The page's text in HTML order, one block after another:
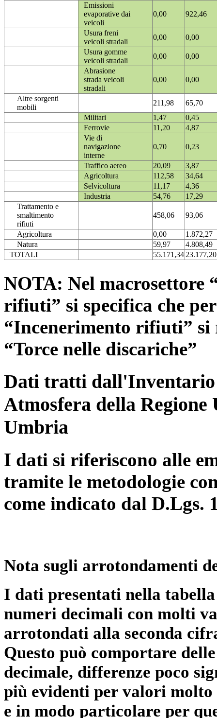
Emissioni
evaporative dai
veicoli
0,00 922,46
Usura freni
veicoli stradali
0,00
0,00
Usura gomme
veicoli stradali
0,00
0,00
Abrasione
strada veicoli
stradali
0,00 0,00
Altre sorgenti
mobili
211,98
65,70
Militari
1,47
0,45
Ferrovie
11,20
4,87
Vie di
navigazione
interne
0,70 0,23
Traffico aereo 20,09
3,87
Agricoltura
112,58
34,64
Selvicoltura
11,17
4,36
Industria
54,76
17,29
Trattamento e
smaltimento
rifiuti
458,06 93,06
Agricoltura 0,00
1.872,27
Natura
59,97
4.808,49
TOTALI
55.171,3423.177,20
NOTA: Nel macrosettore
rifiuti” si specifica che
“Incenerimento rifiuti”
“Torce nelle discariche”
Dati tratti dall'Inventario
Atmosfera della
Umbria
I dati si riferiscono alle
tramite le metodologie
come indicato dal D.Lgs.
Nota sugli arrotondamenti
I dati presentati nella
numeri decimali con molti
arrotondati alla seconda
Questo può comportare
decimale, differenze poco
più evidenti per valori
e in modo particolare per